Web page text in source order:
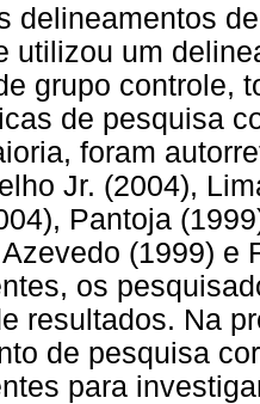
delineamentos
utilizou um
grupo controle,
de pesquisa
foram
Jr. (2004),
Pantoja
(1999) e
os
resultados. Na
de pesquisa
para